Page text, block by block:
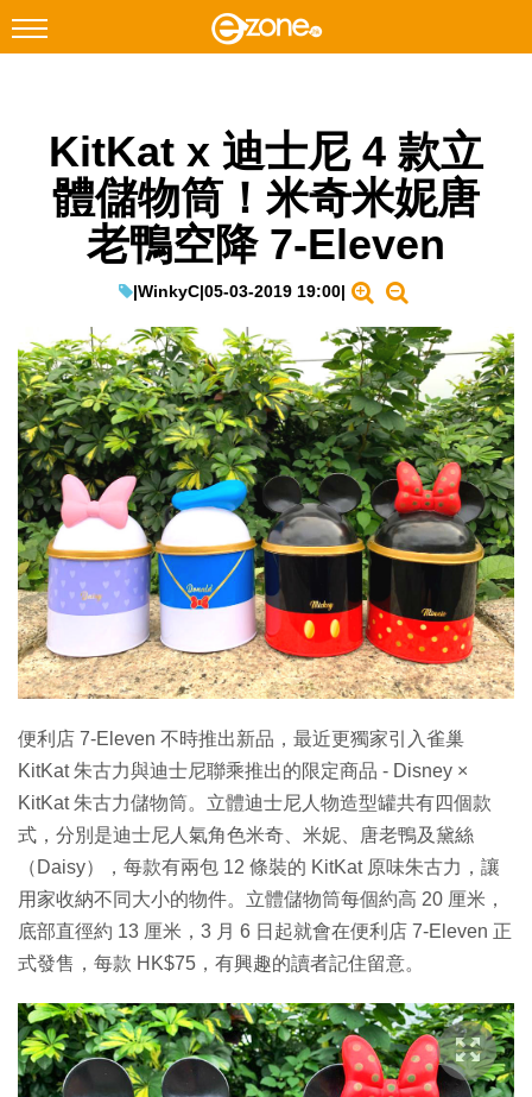
Facebook Instagram
科技焦點
EduTech
IT Times
生成式AI與雲端應用
Enterprise Digital Transformation
特集
KitKat x 迪士尼 4 款立
體儲物筒！米奇米妮唐
老鴨空降 7-Eleven
|WinkyC|05-03-2019 19:00|
便利店 7-Eleven 不時推出新品，最近更獨家引入雀巢
KitKat 朱古力與迪士尼聯乘推出的限定商品 - Disney ×
KitKat 朱古力儲物筒。立體迪士尼人物造型罐共有四個款
式，分別是迪士尼人氣角色米奇、米妮、唐老鴨及黛絲
（Daisy），每款有兩包 12 條裝的 KitKat 原味朱古力，讓
用家收納不同大小的物件。立體儲物筒每個約高 20 厘米，
底部直徑約 13 厘米，3 月 6 日起就會在便利店 7-Eleven 正
式發售，每款 HK$75，有興趣的讀者記住留意。